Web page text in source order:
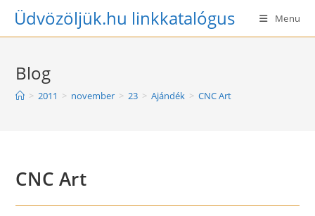
SkipÜdvözöljük.hu linkkatalógus Menu
Blog
> 2011 > november > 23 > Ajándék > CNC Art
CNC Art